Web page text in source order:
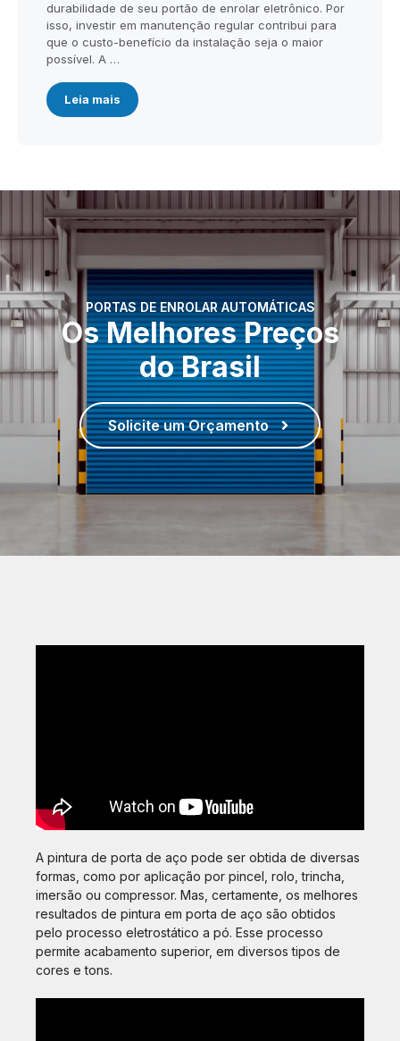
durabilidade de seu portão de enrolar eletrônico. Por
isso, investir em manutenção regular contribui para
que o custo-benefício da instalação seja o maior
possível. A …
Leia mais
PORTAS DE ENROLAR AUTOMÁTICAS
Os Melhores Preços
do Brasil
Solicite um Orçamento
A pintura de porta de aço pode ser obtida de diversas
formas, como por aplicação por pincel, rolo, trincha,
imersão ou compressor. Mas, certamente, os melhores
resultados de pintura em porta de aço são obtidos
pelo processo eletrostático a pó. Esse processo
permite acabamento superior, em diversos tipos de
cores e tons.